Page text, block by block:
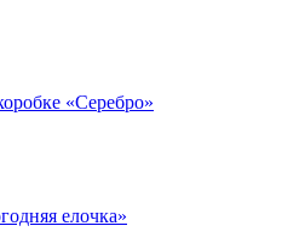
«Серебро»
елочка»